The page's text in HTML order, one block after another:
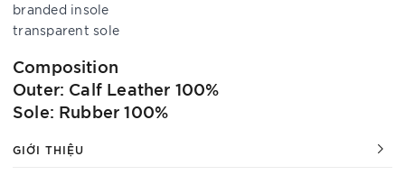
branded insole
transparent sole
Composition
Outer: Calf Leather 100%
Sole: Rubber 100%
GIỚI THIỆU